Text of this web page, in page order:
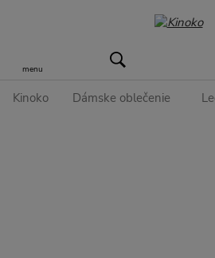
menu
Kinoko Dámske oblečenie